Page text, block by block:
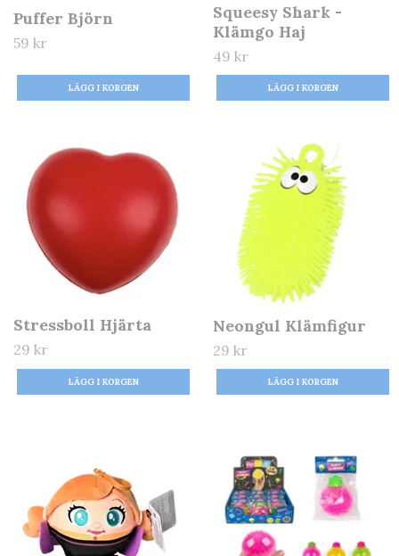
Puffer Björn
59 kr
Squeesy Shark -
Klämgo Haj
49 kr
Stressboll Hjärta
29 kr
Neongul Klämfigur
29 kr